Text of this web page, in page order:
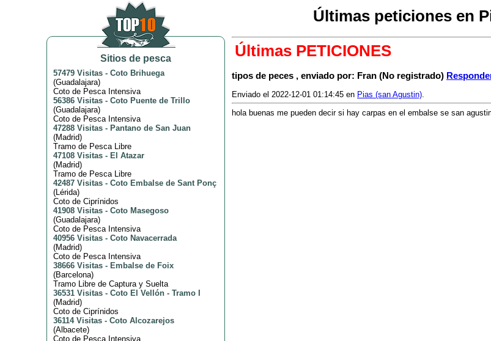
Sitios de pesca
57479 Visitas - Coto Brihuega
(Guadalajara)
Coto de Pesca Intensiva
56386 Visitas - Coto Puente de Trillo
(Guadalajara)
Coto de Pesca Intensiva
47288 Visitas - Pantano de San Juan
(Madrid)
Tramo de Pesca Libre
47108 Visitas - El Atazar
(Madrid)
Tramo de Pesca Libre
42487 Visitas - Coto Embalse de Sant Ponç
(Lérida)
Coto de Ciprínidos
41908 Visitas - Coto Masegoso
(Guadalajara)
Coto de Pesca Intensiva
40956 Visitas - Coto Navacerrada
(Madrid)
Coto de Pesca Intensiva
38666 Visitas - Embalse de Foix
(Barcelona)
Tramo Libre de Captura y Suelta
36531 Visitas - Coto El Vellón - Tramo I
(Madrid)
Coto de Ciprínidos
36114 Visitas - Coto Alcozarejos
(Albacete)
Coto de Pesca Intensiva
Últimas peticiones en
Últimas PETICIONES
tipos de peces , enviado por: Fran (No registrado)
Enviado el 2022-12-01 01:14:45 en Pias (san Agustin)
hola buenas me pueden decir si hay carpas en el embalse se san